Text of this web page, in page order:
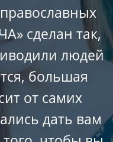
сделан так,
людей
большая
от самих
дать вам